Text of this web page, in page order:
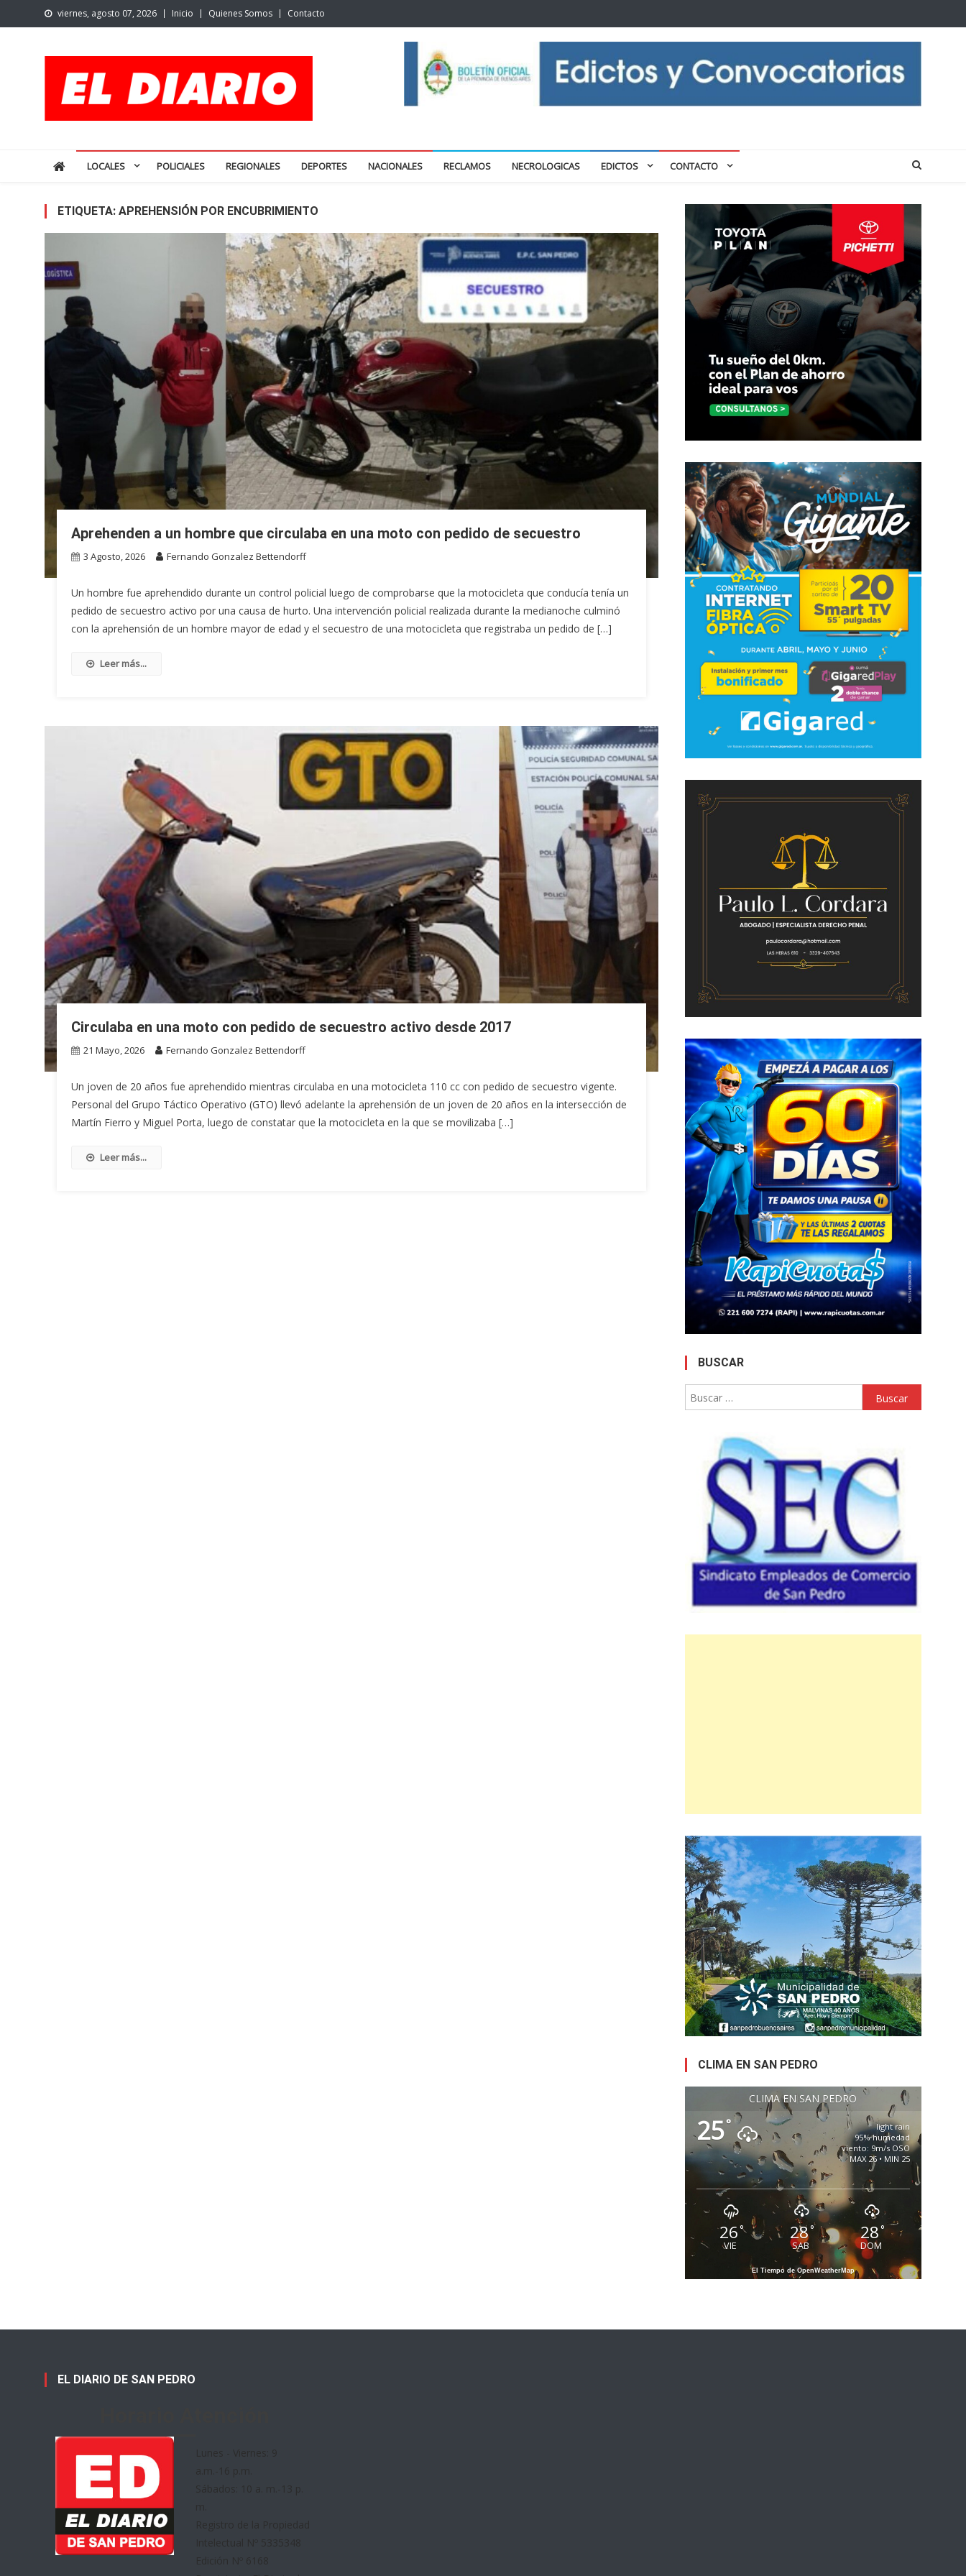
to
viernes, agosto 07, 2026 Inicio Quienes Somos Contacto
LOCALES POLICIALES REGIONALES DEPORTES NACIONALES RECLAMOS NECROLOGICAS EDICTOS CONTACTO
ETIQUETA: APREHENSIÓN POR ENCUBRIMIENTO
Aprehenden a un hombre que circulaba en una moto con pedido de secuestro
3 Agosto, 2026 Fernando Gonzalez Bettendorff
Un hombre fue aprehendido durante un control policial luego de comprobarse que la motocicleta que conducía tenía un
pedido de secuestro activo por una causa de hurto. Una intervención policial realizada durante la medianoche culminó
con la aprehensión de un hombre mayor de edad y el secuestro de una motocicleta que registraba un pedido de […]
Leer más...
Circulaba en una moto con pedido de secuestro activo desde 2017
21 Mayo, 2026 Fernando Gonzalez Bettendorff
Un joven de 20 años fue aprehendido mientras circulaba en una motocicleta 110 cc con pedido de secuestro vigente.
Personal del Grupo Táctico Operativo (GTO) llevó adelante la aprehensión de un joven de 20 años en la intersección de
Martín Fierro y Miguel Porta, luego de constatar que la motocicleta en la que se movilizaba […]
Leer más...
BUSCAR
Buscar:
CLIMA EN SAN PEDRO
CLIMA EN SAN PEDRO
25°
light rain
95% humedad
viento: 9m/s OSO
MAX 26 • MIN 25
26°
VIE
28°
SAB
28°
DOM
El Tiempo de OpenWeatherMap
EL DIARIO DE SAN PEDRO
Lunes - Viernes: 9
a.m.-16 p.m.
Sábados: 10 a. m.-13 p.
m.
Registro de la Propiedad
Intelectual Nº 5335348
Edición Nº 6168